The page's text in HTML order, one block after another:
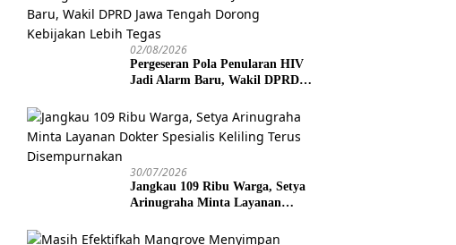
02/08/2026
Pergeseran Pola Penularan HIV
Jadi Alarm Baru, Wakil DPRD
Lebih Tegas
30/07/2026
Jangkau 109 Ribu Warga, Setya
Arinugraha Minta Layanan
Disempurnakan